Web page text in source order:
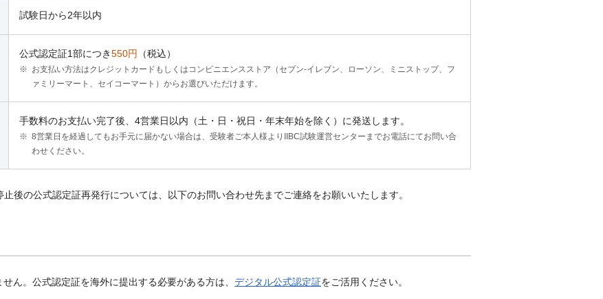
試験日から2年以内
公式認定証1部につき550円 （税込）
お支払い方法はクレジットカードもしくはコンビニエンスストア（セブン-イレブン、ローソン、ミニストップ、フ
ァミリーマート、セイコーマート）からお選びいただけます。
手数料のお支払い完了後、4営業日以内（土・日・祝日・年末年始を除く）に発送します。
8営業日を経過してもお手元に届かない場合は、受験者ご本人様よりIIBC試験運営センターまでお電話にてお問い合
わせください。
後の公式認定証再発行については、以下のお問い合わせ先までご連絡をお願いいたします。
ん。公式認定証を海外に提出する必要がある方は、 デジタル公式認定証をご活用ください。